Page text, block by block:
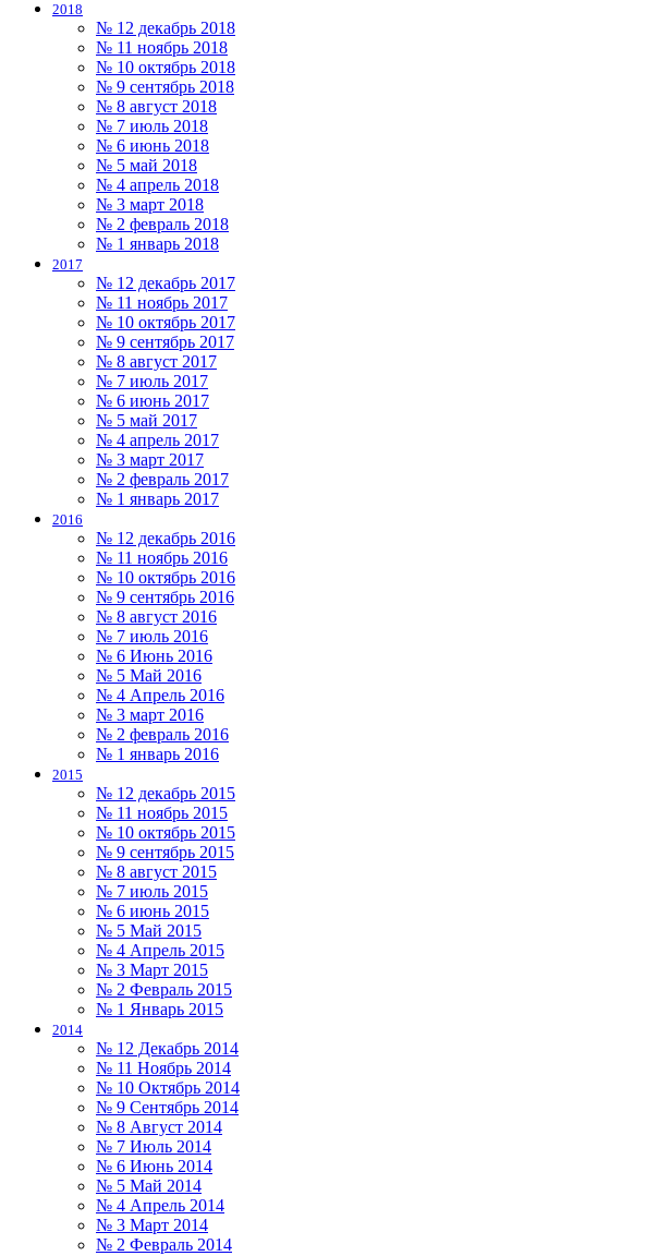
2018
№ 12 декабрь 2018
№ 11 ноябрь 2018
№ 10 октябрь 2018
№ 9 сентябрь 2018
№ 8 август 2018
№ 7 июль 2018
№ 6 июнь 2018
№ 5 май 2018
№ 4 апрель 2018
№ 3 март 2018
№ 2 февраль 2018
№ 1 январь 2018
2017
№ 12 декабрь 2017
№ 11 ноябрь 2017
№ 10 октябрь 2017
№ 9 сентябрь 2017
№ 8 август 2017
№ 7 июль 2017
№ 6 июнь 2017
№ 5 май 2017
№ 4 апрель 2017
№ 3 март 2017
№ 2 февраль 2017
№ 1 январь 2017
2016
№ 12 декабрь 2016
№ 11 ноябрь 2016
№ 10 октябрь 2016
№ 9 сентябрь 2016
№ 8 август 2016
№ 7 июль 2016
№ 6 Июнь 2016
№ 5 Май 2016
№ 4 Апрель 2016
№ 3 март 2016
№ 2 февраль 2016
№ 1 январь 2016
2015
№ 12 декабрь 2015
№ 11 ноябрь 2015
№ 10 октябрь 2015
№ 9 сентябрь 2015
№ 8 август 2015
№ 7 июль 2015
№ 6 июнь 2015
№ 5 Май 2015
№ 4 Апрель 2015
№ 3 Март 2015
№ 2 Февраль 2015
№ 1 Январь 2015
2014
№ 12 Декабрь 2014
№ 11 Ноябрь 2014
№ 10 Октябрь 2014
№ 9 Сентябрь 2014
№ 8 Август 2014
№ 7 Июль 2014
№ 6 Июнь 2014
№ 5 Май 2014
№ 4 Апрель 2014
№ 3 Март 2014
№ 2 Февраль 2014